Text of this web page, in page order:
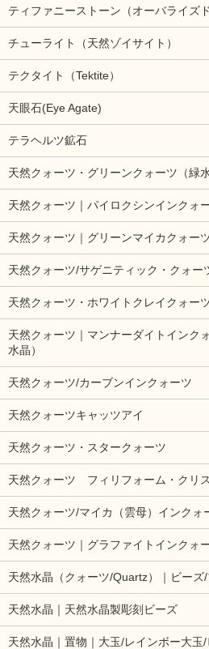
ティファニーストーン（オーバライズ
チューライト（天然ゾイサイト）
テクタイト（Tektite）
天眼石(Eye Agate)
テラヘルツ鉱石
天然クォーツ・グリーンクォーツ（緑水
天然クォーツ｜パイロクシンインクォ
天然クォーツ｜グリーンマイカクォー
天然クォーツ/サゲニティック・クォー
天然クォーツ・ホワイトクレイクォー
天然クォーツ｜マンナーダイトインク
水晶）
天然クォーツ/カーブンインクォーツ
天然クォーツキャッツアイ
天然クォーツ・スタークォーツ
天然クォーツ フィリフォーム・クリ
天然クォーツ/マイカ（雲母）インクォ
天然クォーツ｜グラファイトインクォ
天然水晶（クォーツ/Quartz）｜ビーズ/
天然水晶｜天然水晶製彫刻ビーズ
天然水晶｜置物｜大玉/レインボー大玉